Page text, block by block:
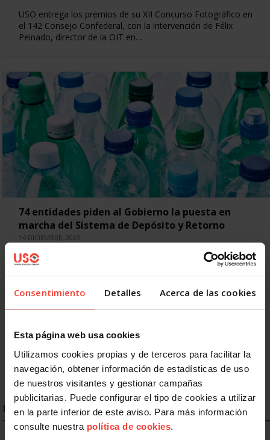
Consentimiento Detalles Acerca de las cookies
Esta página web usa cookies
Utilizamos cookies propias y de terceros para facilitar la
navegación, obtener información de estadísticas de uso
de nuestros visitantes y gestionar campañas
publicitarias. Puede configurar el tipo de cookies a utilizar
en la parte inferior de este aviso. Para más información
consulte nuestra política de cookies.
USO entrega los premios de su XII Concurso Fotográfico en
el 142 Consejo Confederal, con la intervención de Félix
Peinado, director de la OIT en…
74 entidades piden al Gobierno la puesta en
marcha del Sistema de Depósito y Retorno
14 DICIEMBRE, 2023
Las organizaciones lanzan un manifiesto para exigir el
despliegue de la Ley de Residuos y los sistemas de
reutilización y retorno de envases Justo a finales…
ENLACES DESTACADOS